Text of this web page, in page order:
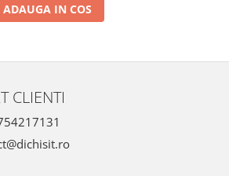
ADAUGA IN COS
CLIENTI